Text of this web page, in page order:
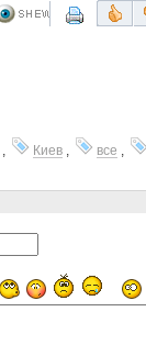
Киев все